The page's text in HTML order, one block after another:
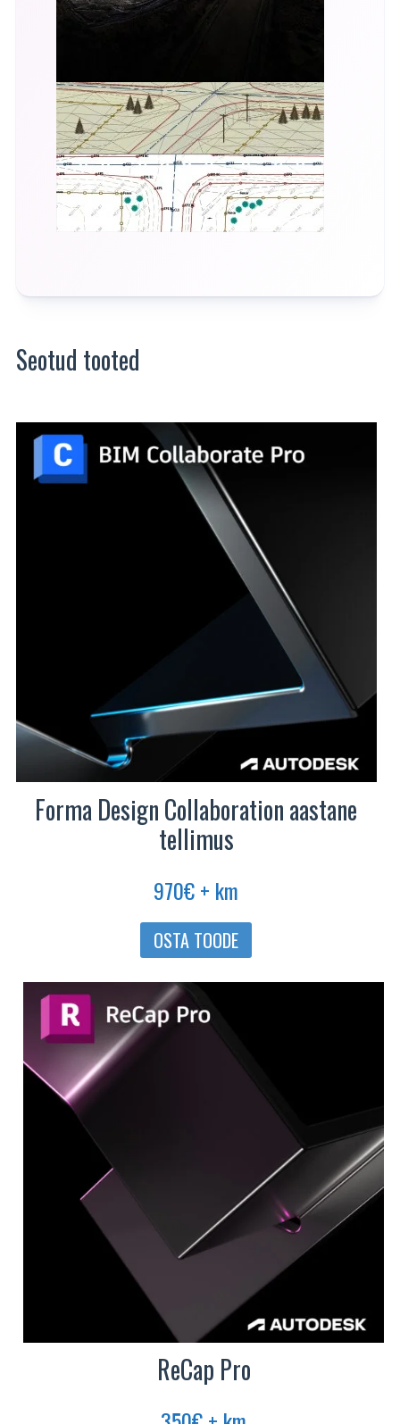
Seotud tooted
Forma Design Collaboration aastane
tellimus
970€+ km
OSTA TOODE
ReCap Pro